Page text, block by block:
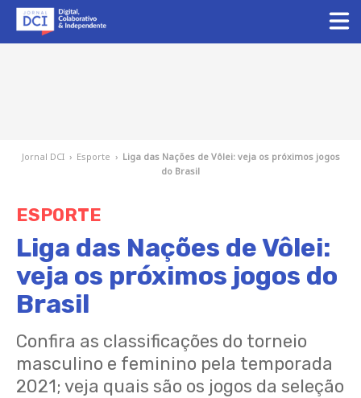
Jornal DCI › Esporte › Liga das Nações de Vôlei: veja os próximos jogos
do Brasil
ESPORTE
Liga das Nações de Vôlei:
veja os próximos jogos do
Brasil
Confira as classificações do torneio
masculino e feminino pela temporada
2021; veja quais são os jogos da seleção